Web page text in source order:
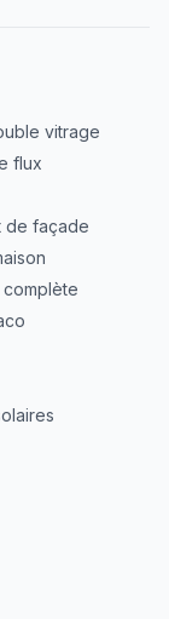
vitrage
flux
de façade